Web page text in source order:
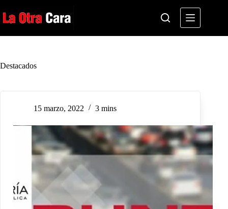
al
contenido
Destacados
15 marzo, 2022 3 mins